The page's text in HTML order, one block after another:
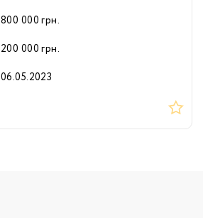
800 000 грн.
200 000 грн.
06.05.2023